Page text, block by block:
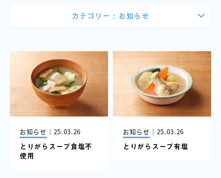
カテゴリー : お知らせ
お知らせ ｜ 25.03.26
とりがらスープ食塩不
使用
お知らせ ｜ 25.03.26
とりがらスープ有塩